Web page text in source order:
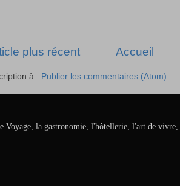
plus récent Accueil
à : Publier les commentaires (Atom)
la gastronomie, l'hôtellerie, l'art de